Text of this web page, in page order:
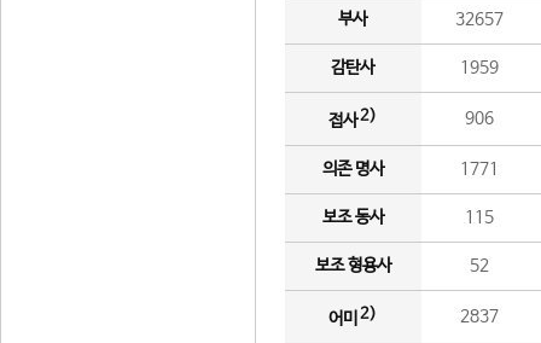
부사 32657
감탄사 1959
접사2) 906
의존 명사 1771
보조 동사 115
보조 형용사 52
어미 2) 2837